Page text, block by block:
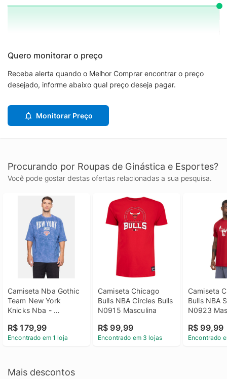
Quero monitorar o preço
Receba alerta quando o Melhor Comprar encontrar o preço
desejado, informe abaixo qual preço deseja pagar.
Monitorar Preço
Procurando por Roupas de Ginástica e Esportes?
Você pode gostar destas ofertas relacionadas a sua pesquisa.
Camiseta Nba Gothic
Team New York
Knicks Nba -
R$ 179,99
Encontrado em 1 loja
Camiseta Chicago
Bulls NBA Circles Bulls
N0915 Masculina
R$ 99,99
Encontrado em 3 lojas
Camiseta
Bulls NBA
N0923
R$ 99,99
Encontrado
Mais descontos